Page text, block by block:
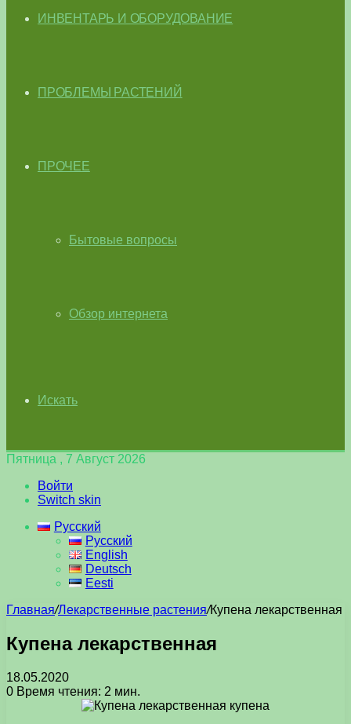
ИНВЕНТАРЬ И ОБОРУДОВАНИЕ
ПРОБЛЕМЫ РАСТЕНИЙ
ПРОЧЕЕ
Бытовые вопросы
Обзор интернета
Искать
Пятница , 7 Август 2026
Войти
Switch skin
Русский
Русский
English
Deutsch
Eesti
Главная/Лекарственные растения/Купена лекарственная
Купена лекарственная
18.05.2020
0 Время чтения: 2 мин.